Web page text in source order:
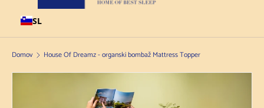
SL
Iskanje
Vrsta izdelka
Domov House Of Dreamz - organski bombaž Mattress Topper
Preskoči na informacije o izdelku